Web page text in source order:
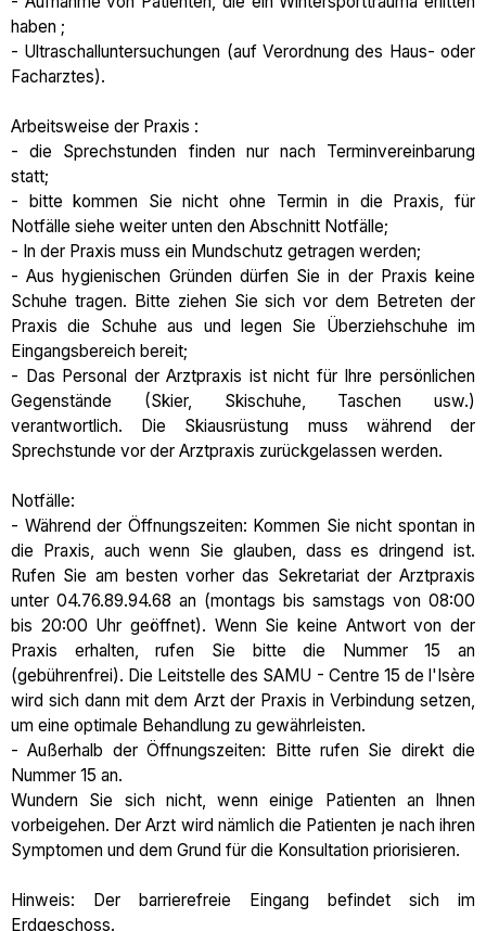
haben ;
- Ultraschalluntersuchungen (auf Verordnung des Haus- oder
Facharztes).
Arbeitsweise der Praxis :
- die Sprechstunden finden nur nach Terminvereinbarung
statt;
- bitte kommen Sie nicht ohne Termin in die Praxis, für
Notfälle siehe weiter unten den Abschnitt Notfälle;
- In der Praxis muss ein Mundschutz getragen werden;
- Aus hygienischen Gründen dürfen Sie in der Praxis keine
Schuhe tragen. Bitte ziehen Sie sich vor dem Betreten der
Praxis die Schuhe aus und legen Sie Überziehschuhe im
Eingangsbereich bereit;
- Das Personal der Arztpraxis ist nicht für Ihre persönlichen
Gegenstände (Skier, Skischuhe, Taschen usw.)
verantwortlich. Die Skiausrüstung muss während der
Sprechstunde vor der Arztpraxis zurückgelassen werden.
Notfälle:
- Während der Öffnungszeiten: Kommen Sie nicht spontan in
die Praxis, auch wenn Sie glauben, dass es dringend ist.
Rufen Sie am besten vorher das Sekretariat der Arztpraxis
unter 04.76.89.94.68 an (montags bis samstags von 08:00
bis 20:00 Uhr geöffnet). Wenn Sie keine Antwort von der
Praxis erhalten, rufen Sie bitte die Nummer 15 an
(gebührenfrei). Die Leitstelle des SAMU - Centre 15 de l'Isère
wird sich dann mit dem Arzt der Praxis in Verbindung setzen,
um eine optimale Behandlung zu gewährleisten.
- Außerhalb der Öffnungszeiten: Bitte rufen Sie direkt die
Nummer 15 an.
Wundern Sie sich nicht, wenn einige Patienten an Ihnen
vorbeigehen. Der Arzt wird nämlich die Patienten je nach ihren
Symptomen und dem Grund für die Konsultation priorisieren.
Hinweis: Der barrierefreie Eingang befindet sich im
Erdgeschoss.